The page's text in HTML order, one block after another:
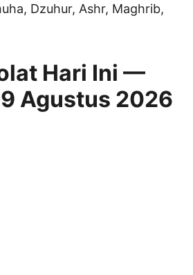
Dzuhur, Ashr, Maghrib,
Hari Ini —
Agustus 2026